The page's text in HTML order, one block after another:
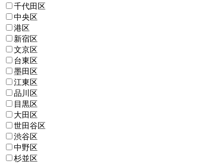
千代田区
中央区
港区
新宿区
文京区
台東区
墨田区
江東区
品川区
目黒区
大田区
世田谷区
渋谷区
中野区
杉並区